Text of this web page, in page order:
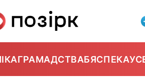
ГРАМАДСТВАБЯСПЕКА